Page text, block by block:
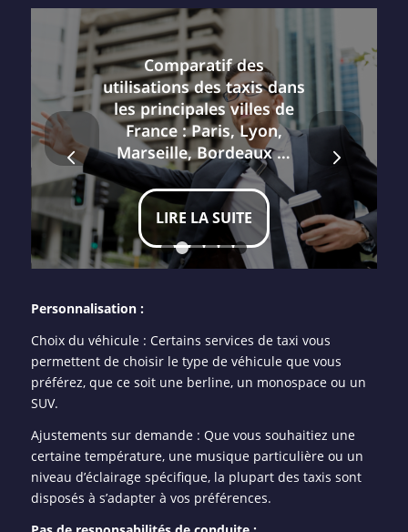
Comparatif des
utilisations des taxis dans
les principales villes de
France : Paris, Lyon,
Marseille, Bordeaux …
LIRE LA SUITE
Suivant
2 3 4 5
Personnalisation :
Choix du véhicule : Certains services de taxi vous
permettent de choisir le type de véhicule que vous
préférez, que ce soit une berline, un monospace ou un
SUV.
Ajustements sur demande : Que vous souhaitiez une
certaine température, une musique particulière ou un
niveau d’éclairage spécifique, la plupart des taxis sont
disposés à s’adapter à vos préférences.